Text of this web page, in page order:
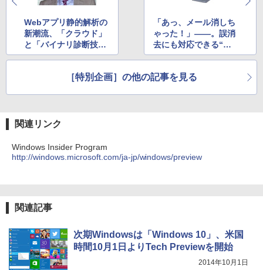
Webアプリ静的解析の
新潮流、「クラウド」
と「バイナリ診断技
術」――VERACODE
「あっ、メール消しち
ゃった！」――。誤消
去にも対応できる“メ
ールアーカイブ”のス
［特別企画］の他の記事を見る
関連リンク
Windows Insider Program
http://windows.microsoft.com/ja-jp/windows/preview
関連記事
次期Windowsは「Windows 10」、米国
時間10月1日よりTech Previewを開始
2014年10月1日